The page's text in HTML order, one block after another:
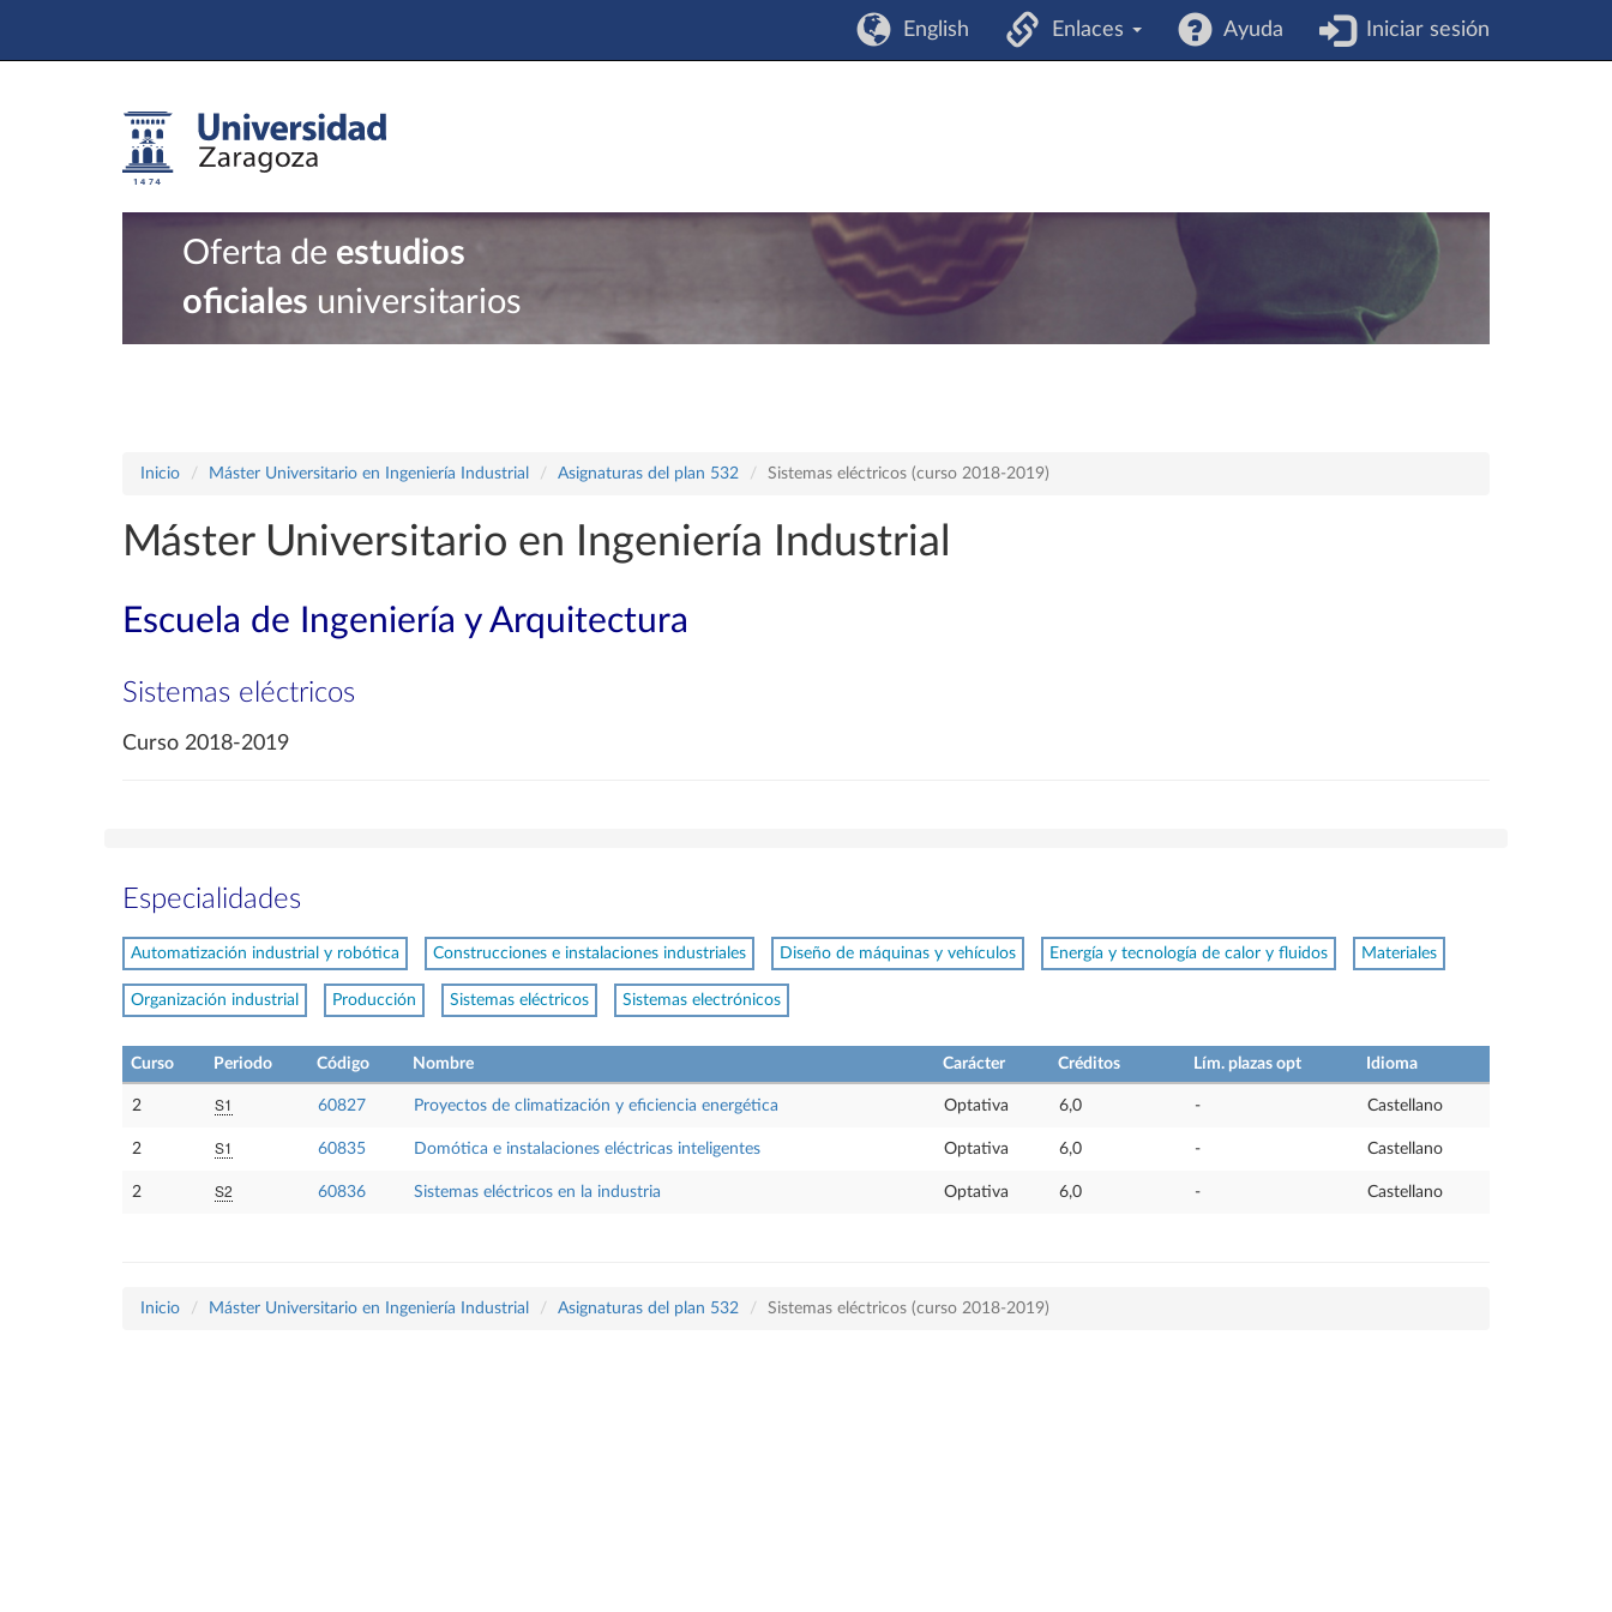
English Enlaces Ayuda Iniciar sesión
Oferta de estudios
oficiales universitarios
Inicio Máster Universitario en Ingeniería Industrial Asignaturas del plan 532 Sistemas eléctricos (curso 2018-2019)
Máster Universitario en Ingeniería Industrial
Escuela de Ingeniería y Arquitectura
Sistemas eléctricos
Curso 2018-2019
Especialidades
Automatización industrial y robótica Construcciones e instalaciones industriales Diseño de máquinas y vehículos Energía y tecnología de calor y fluidos Materiales
Organización industrial Producción Sistemas eléctricos Sistemas electrónicos
Curso Periodo Código Nombre Carácter Créditos Lím. plazas opt Idioma
2 S1 60827 Proyectos de climatización y eficiencia energética Optativa 6,0 - Castellano
2 S1 60835 Domótica e instalaciones eléctricas inteligentes Optativa 6,0 - Castellano
2 S2 60836 Sistemas eléctricos en la industria Optativa 6,0 - Castellano
Inicio Máster Universitario en Ingeniería Industrial Asignaturas del plan 532 Sistemas eléctricos (curso 2018-2019)